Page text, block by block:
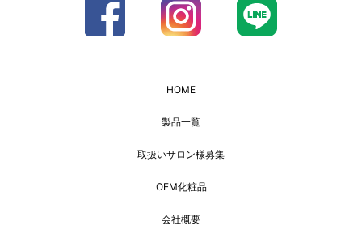
HOME
製品一覧
取扱いサロン様募集
OEM化粧品
会社概要